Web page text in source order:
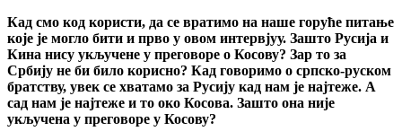
Кад смо код користи, да се вратимо на наше горуће питање
које је могло бити и прво у овом интервјуу. Зашто Русија и
Кина нису укључене у преговоре о Косову? Зар то за
Србију не би било корисно? Кад говоримо о српско-руском
братству, увек се хватамо за Русију кад нам је најтеже. А
сад нам је најтеже и то око Косова. Зашто она није
укључена у преговоре у Косову?